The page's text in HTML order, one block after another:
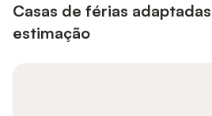
Casas de férias
estimação